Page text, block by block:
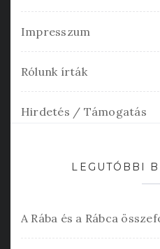
Impresszum
Rólunk írták
Hirdetés / Támogatás
LEGUTÓBBI
A Rába és a Rábca